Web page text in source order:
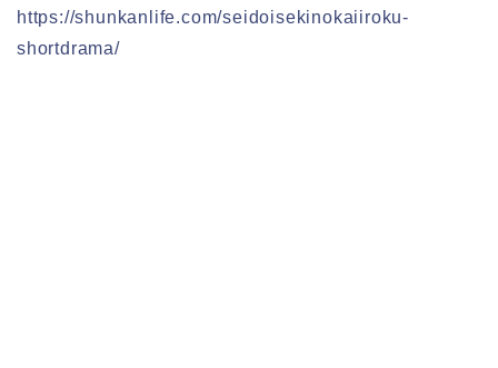
https://shunkanlife.com/seidoisekinokaiiroku-
shortdrama/